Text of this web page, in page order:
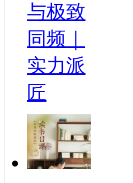
与极致
同频｜
实力派
匠